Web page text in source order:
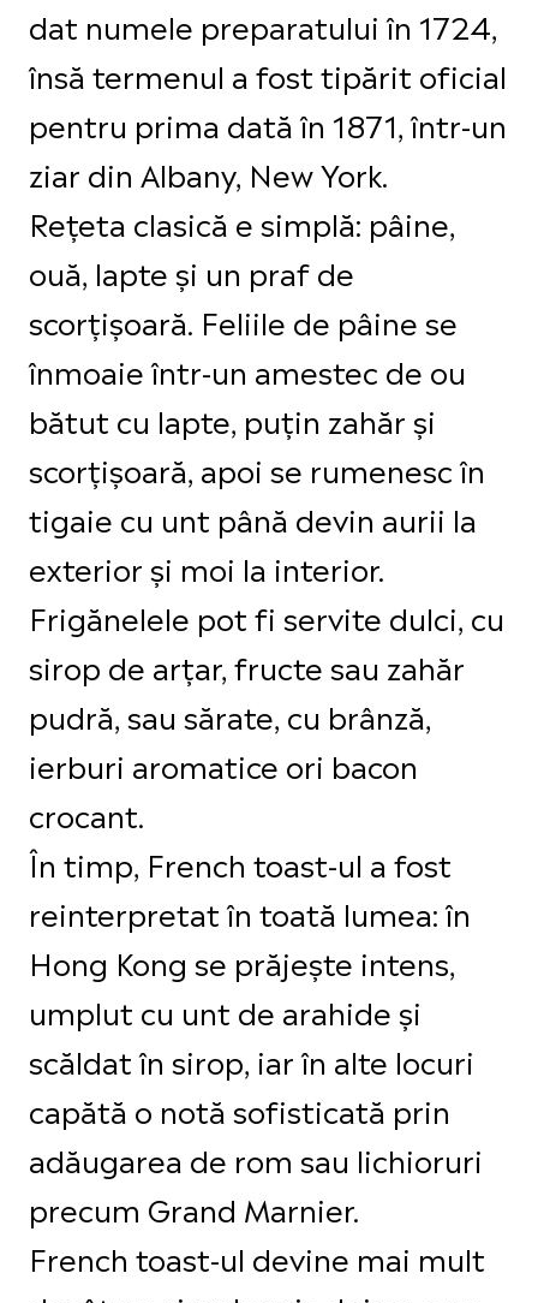
dat numele preparatului în 1724,
însă termenul a fost tipărit oficial
pentru prima dată în 1871, într-un
ziar din Albany, New York.
Rețeta clasică e simplă: pâine,
ouă, lapte și un praf de
scorțișoară. Feliile de pâine se
înmoaie într-un amestec de ou
bătut cu lapte, puțin zahăr și
scorțișoară, apoi se rumenesc în
tigaie cu unt până devin aurii la
exterior și moi la interior.
Frigănelele pot fi servite dulci, cu
sirop de arțar, fructe sau zahăr
pudră, sau sărate, cu brânză,
ierburi aromatice ori bacon
crocant.
În timp, French toast-ul a fost
reinterpretat în toată lumea: în
Hong Kong se prăjește intens,
umplut cu unt de arahide și
scăldat în sirop, iar în alte locuri
capătă o notă sofisticată prin
adăugarea de rom sau lichioruri
precum Grand Marnier.
French toast-ul devine mai mult